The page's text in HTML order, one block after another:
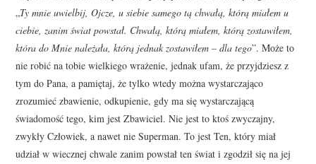
„Ty mnie uwielbij, Ojcze, u siebie samego tą chwałą, którą miałem u
ciebie, zanim świat powstał. Chwałą, którą miałem, którą zostawiłem,
która do Mnie należała, którą jednak zostawiłem – dla tego”. Może to
nie robić na tobie wielkiego wrażenie, jednak ufam, że przyjdziesz z
tym do Pana, a pamiętaj, że tylko wtedy można wystarczająco
zrozumieć zbawienie, odkupienie, gdy ma się wystarczającą
świadomość tego, kim jest Zbawiciel. Nie jest to ktoś zwyczajny,
zwykły Człowiek, a nawet nie Superman. To jest Ten, który miał
udział w wiecznej chwale zanim powstał ten świat i zgodził się na jej